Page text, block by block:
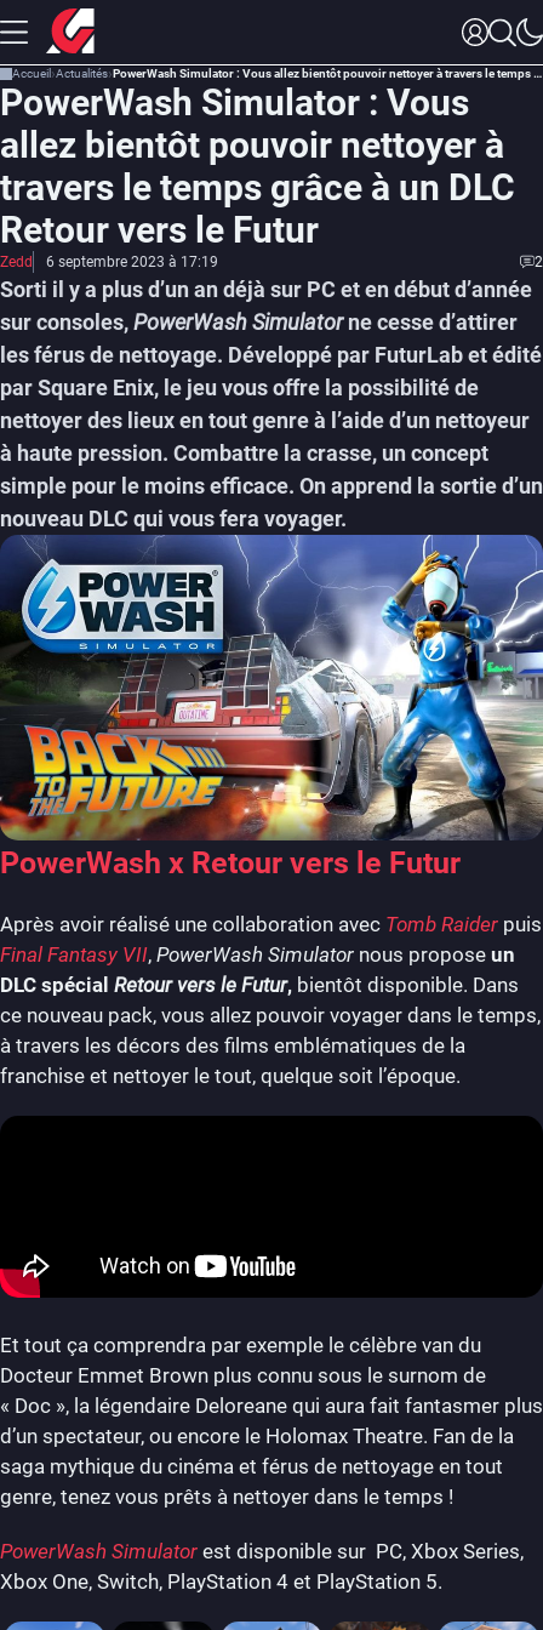
Accueil Actualités PowerWash Simulator : Vous allez bientôt pouvoir nettoyer à travers le temps grâce à un DLC Retour vers le Futur
PowerWash Simulator : Vous
allez bientôt pouvoir nettoyer à
travers le temps grâce à un DLC
Retour vers le Futur
Zedd 6 septembre 2023 à 17:19 2
Sorti il y a plus d’un an déjà sur PC et en début d’année
sur consoles,PowerWash Simulatorne cesse d’attirer
les férus de nettoyage. Développé par FuturLab et édité
par Square Enix, le jeu vous offre la possibilité de
nettoyer des lieux en tout genre à l’aide d’un nettoyeur
à haute pression. Combattre la crasse, un concept
simple pour le moins efficace. On apprend la sortie d’un
nouveau DLC qui vous fera voyager.
PowerWash x Retour vers le Futur
Après avoir réalisé une collaboration avec Tomb Raider puis
Final Fantasy VII, PowerWash Simulator nous propose un
DLC spécial Retour vers le Futur, bientôt disponible. Dans
ce nouveau pack, vous allez pouvoir voyager dans le temps,
à travers les décors des films emblématiques de la
franchise et nettoyer le tout, quelque soit l’époque.
Et tout ça comprendra par exemple le célèbre van du
Docteur Emmet Brown plus connu sous le surnom de
« Doc », la légendaire Deloreane qui aura fait fantasmer plus
d’un spectateur, ou encore le Holomax Theatre. Fan de la
saga mythique du cinéma et férus de nettoyage en tout
genre, tenez vous prêts à nettoyer dans le temps !
PowerWash Simulator est disponible sur PC, Xbox Series,
Xbox One, Switch, PlayStation 4 et PlayStation 5.